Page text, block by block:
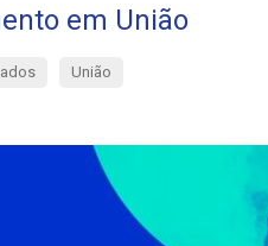
em União
União